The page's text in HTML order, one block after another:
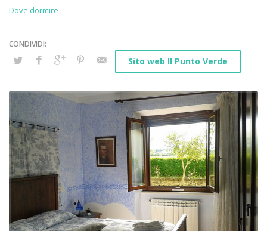
Dove dormire
Sito web Il Punto Verde